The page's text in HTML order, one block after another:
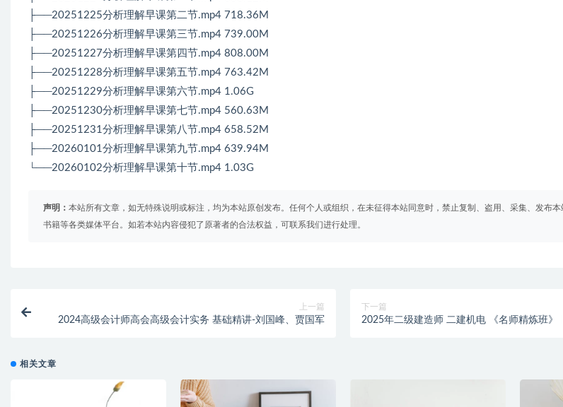
├──20251225分析理解早课第二节.mp4 718.36M
├──20251226分析理解早课第三节.mp4 739.00M
├──20251227分析理解早课第四节.mp4 808.00M
├──20251228分析理解早课第五节.mp4 763.42M
├──20251229分析理解早课第六节.mp4 1.06G
├──20251230分析理解早课第七节.mp4 560.63M
├──20251231分析理解早课第八节.mp4 658.52M
├──20260101分析理解早课第九节.mp4 639.94M
└──20260102分析理解早课第十节.mp4 1.03G
声明： 本站所有文章，如无特殊说明或标注，均为本站原创发布。任何个人或组织，在未征得本站同意时，禁止复制、盗用、采集、发布本
书籍等各类媒体平台。如若本站内容侵犯了原著者的合法权益，可联系我们进行处理。
上一篇
2024高级会计师高会高级会计实务 基础精讲-刘国峰、贾国军
下一篇
2025年二级建造师 二建机电 《名师精炼班》
相关文章